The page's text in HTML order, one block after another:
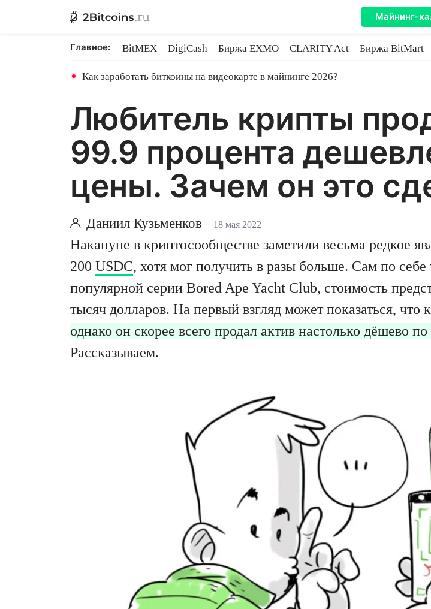
Майнинг-
Главное: BitMEX DigiCash Биржа EXMO CLARITY Act Биржа BitMart
Как заработать биткоины на видеокарте в майнинге 2026?
Любитель крипты
99.9 процента
цены. Зачем он это
Даниил Кузьменков 18 мая 2022
Накануне в криптосообществе заметили весьма редкое
200 USDC, хотя мог получить в разы больше. Сам по
популярной серии Bored Ape Yacht Club, стоимость
тысяч долларов. На первый взгляд может показаться,
однако он скорее всего продал актив настолько дёшево
Рассказываем.